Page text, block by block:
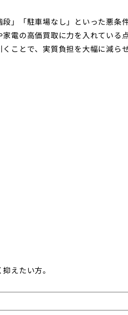
」「駐車場なし」といった悪条
電の高価買取に力を入れている
ことで、実質負担を大幅に減ら
えたい方。